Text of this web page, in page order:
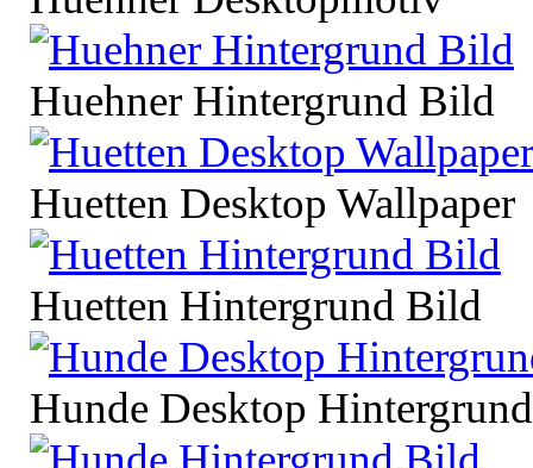
Huehner Hintergrund Bild
Huetten Desktop Wallpaper
Huetten Hintergrund Bild
Hunde Desktop Hintergrund